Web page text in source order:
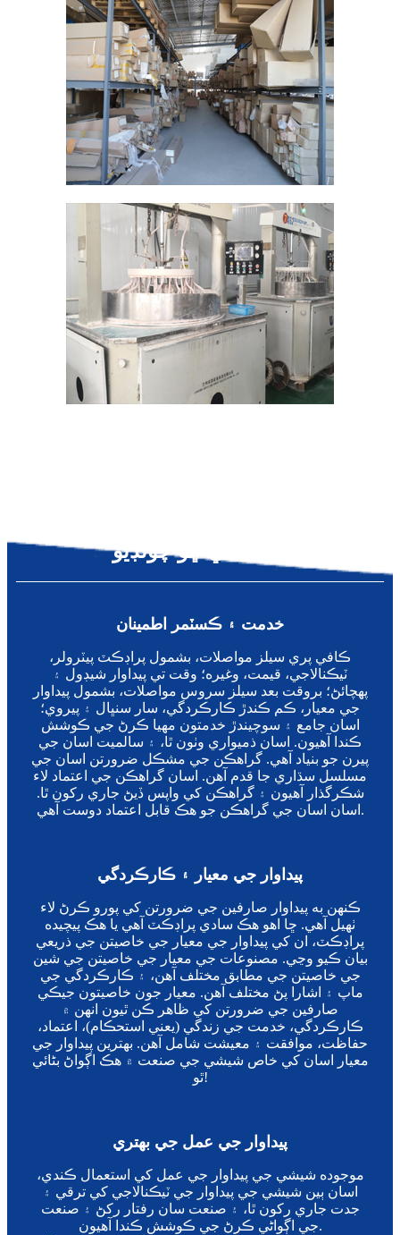
اسان کي ڇو چونڊيو
خدمت ۽ ڪسٽمر اطمينان
ڪافي پري سيلز مواصلات، بشمول پراڊڪٽ پيٽرولر،
ٽيڪنالاجي، قيمت، وغيره؛ وقت تي پيداوار شيڊول ۽
پهچائڻ؛ بروقت بعد سيلز سروس مواصلات، بشمول پيداوار
جي معيار، ڪم ڪندڙ ڪارڪردگي، سار سنڀال ۽ پيروي؛
اسان جامع ۽ سوچيندڙ خدمتون مهيا ڪرڻ جي ڪوشش
ڪندا آهيون. اسان ذميواري وٺون ٿا، ۽ سالميت اسان جي
پيرن جو بنياد آهي. گراهڪن جي مشڪل ضرورتن اسان جي
مسلسل سڌاري جا قدم آهن. اسان گراهڪن جي اعتماد لاء
شڪرگذار آهيون ۽ گراهڪن کي واپس ڏيڻ جاري رکون ٿا.
اسان اسان جي گراهڪن جو هڪ قابل اعتماد دوست آهي.
پيداوار جي معيار ۽ ڪارڪردگي
ڪنهن به پيداوار صارفين جي ضرورتن کي پورو ڪرڻ لاء
ٺهيل آهي. ڇا اهو هڪ سادي پراڊڪٽ آهي يا هڪ پيچيده
پراڊڪٽ، ان کي پيداوار جي معيار جي خاصيتن جي ذريعي
بيان ڪيو وڃي. مصنوعات جي معيار جي خاصيتن جي شين
جي خاصيتن جي مطابق مختلف آهن، ۽ ڪارڪردگي جي
ماپ ۽ اشارا پڻ مختلف آهن. معيار جون خاصيتون جيڪي
صارفين جي ضرورتن کي ظاهر ڪن ٿيون انهن ۾
ڪارڪردگي، خدمت جي زندگي (يعني استحڪام)، اعتماد،
حفاظت، موافقت ۽ معيشت شامل آهن. بهترين پيداوار جي
معيار اسان کي خاص شيشي جي صنعت ۾ هڪ اڳواڻ بڻائي
ٿو!
پيداوار جي عمل جي بهتري
موجوده شيشي جي پيداوار جي عمل کي استعمال ڪندي،
اسان ٻين شيشي جي پيداوار جي ٽيڪنالاجي کي ترقي ۽
جدت جاري رکون ٿا، ۽ صنعت سان رفتار رکڻ ۽ صنعت
جي اڳواڻي ڪرڻ جي ڪوشش ڪندا آهيون.